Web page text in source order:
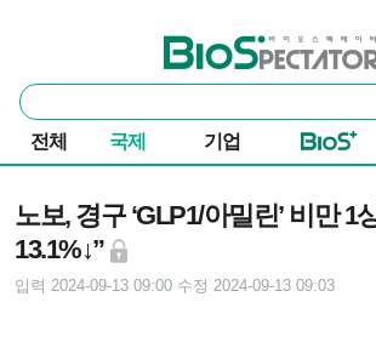
바이오스펙테이터
통
합
검
색
전체 국제 기업
노보, 경구 ‘GLP1/아밀린’ 비만 1
13.1%↓”
입력 2024-09-13 09:00 수정 2024-09-13 09:03